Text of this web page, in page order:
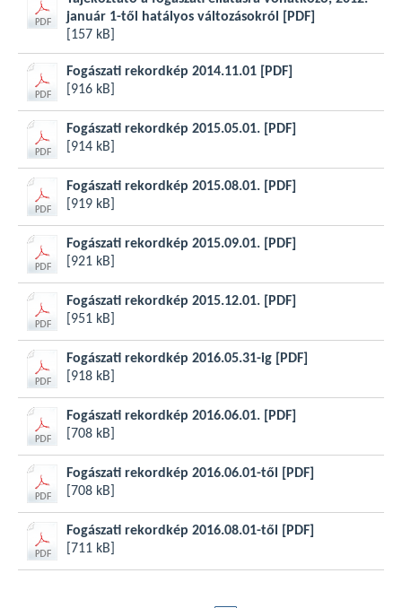
január 1-től hatályos változásokról
[PDF]
[157 kB]
Fogászati rekordkép 2014.11.01
[PDF]
[916 kB]
Fogászati rekordkép 2015.05.01.
[PDF]
[914 kB]
Fogászati rekordkép 2015.08.01.
[PDF]
[919 kB]
Fogászati rekordkép 2015.09.01.
[PDF]
[921 kB]
Fogászati rekordkép 2015.12.01.
[PDF]
[951 kB]
Fogászati rekordkép 2016.05.31-ig
[PDF]
[918 kB]
Fogászati rekordkép 2016.06.01.
[PDF]
[708 kB]
Fogászati rekordkép 2016.06.01-től
[PDF]
[708 kB]
Fogászati rekordkép 2016.08.01-től
[PDF]
[711 kB]